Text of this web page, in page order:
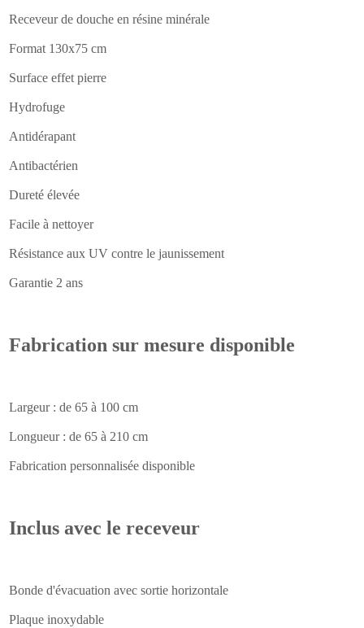
Receveur de douche en résine minérale
Format 130x75 cm
Surface effet pierre
Hydrofuge
Antidérapant
Antibactérien
Dureté élevée
Facile à nettoyer
Résistance aux UV contre le jaunissement
Garantie 2 ans
Fabrication sur mesure disponible
Largeur : de 65 à 100 cm
Longueur : de 65 à 210 cm
Fabrication personnalisée disponible
Inclus avec le receveur
Bonde d'évacuation avec sortie horizontale
Plaque inoxydable